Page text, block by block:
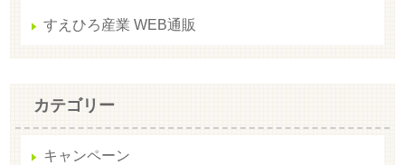
すえひろ産業 WEB通販
カテゴリー
キャンペーン